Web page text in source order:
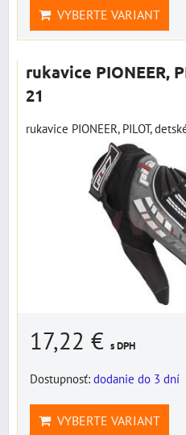
VYBERTE VARIANT
rukavice PIONEER,
21
rukavice PIONEER, PILOT,
17,22 € s DPH
Dostupnosť: dodanie do 3 dní
VYBERTE VARIANT